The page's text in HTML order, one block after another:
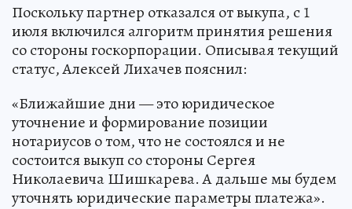
Поскольку партнер отказался от выкупа, с 1
июля включился алгоритм принятия решения
со стороны госкорпорации. Описывая текущий
статус, Алексей Лихачев пояснил:
«Ближайшие дни — это юридическое
уточнение и формирование позиции
нотариусов о том, что не состоялся и не
состоится выкуп со стороны Сергея
Николаевича Шишкарева. А дальше мы будем
уточнять юридические параметры платежа».